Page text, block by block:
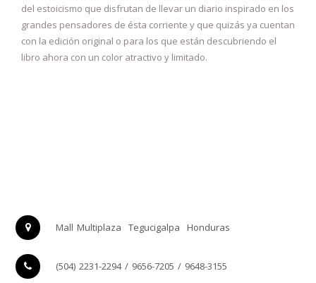
del estoicismo que disfrutan de llevar un diario inspirado en los
grandes pensadores de ésta corriente y que quizás ya cuentan
con la edición original o para los que están descubriendo el
libro ahora con un color atractivo y limitado.
Mall Multiplaza Tegucigalpa Honduras
(504) 2231-2294 / 9656-7205 / 9648-3155